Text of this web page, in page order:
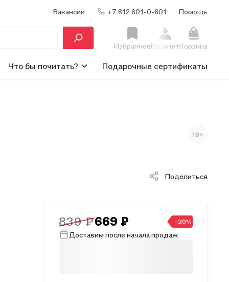
Вакансии +7 812 601-0-601 Помощь
ИзбранноеКабинетКорзина
Что бы почитать? Подарочные сертификаты
16+
Поделиться
839 ₽669 ₽ -20%
Доставим после начала продаж